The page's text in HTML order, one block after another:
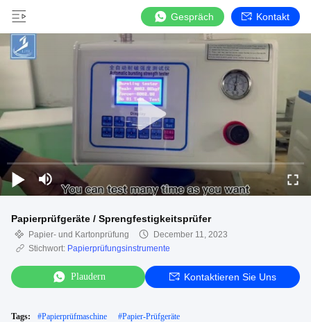
Gespräch Kontakt
Papierprüfgeräte / Sprengfestigkeitsprüfer
Papier- und Kartonprüfung
December 11, 2023
Stichwort: Papierprüfungsinstrumente
Plaudern Kontaktieren Sie Uns
Tags: #Papierprüfmaschine #Papier-Prüfgeräte